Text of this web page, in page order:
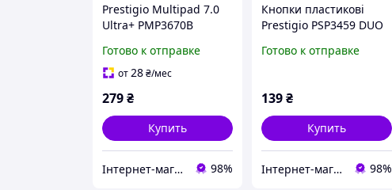
Prestigio Multipad 7.0
Ultra+ PMP3670B
MB V4.0 (Не працює
сенсор) б/в
Готово к отправке
от28₴/мес
279₴
Купить
Інтернет-магазин "SHRAK" 98%
Кнопки пластикові
Prestigio PSP3459 DUO
Готово к отправке
139₴
Купить
Інтернет-магазин "SHRAK" 98%